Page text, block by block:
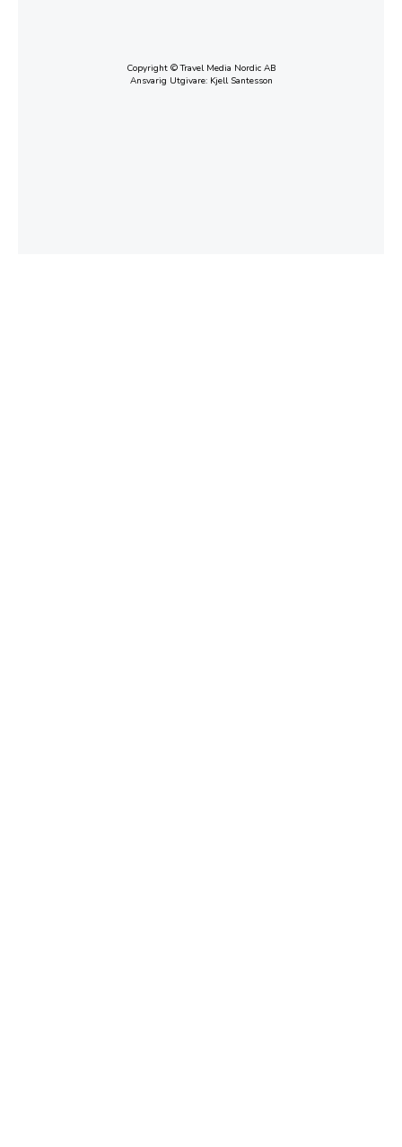
Copyright © Travel Media Nordic AB
Ansvarig Utgivare: Kjell Santesson